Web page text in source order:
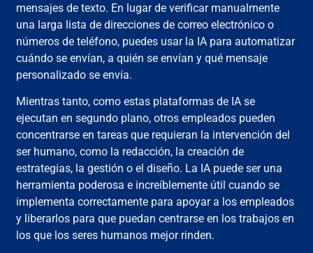
mensajes de texto. En lugar de verificar manualmente
una larga lista de direcciones de correo electrónico o
números de teléfono, puedes usar la IA para automatizar
cuándo se envían, a quién se envían y qué mensaje
personalizado se envía.
Mientras tanto, como estas plataformas de IA se
ejecutan en segundo plano, otros empleados pueden
concentrarse en tareas que requieran la intervención del
ser humano, como la redacción, la creación de
estrategias, la gestión o el diseño. La IA puede ser una
herramienta poderosa e increíblemente útil cuando se
implementa correctamente para apoyar a los empleados
y liberarlos para que puedan centrarse en los trabajos en
los que los seres humanos mejor rinden.